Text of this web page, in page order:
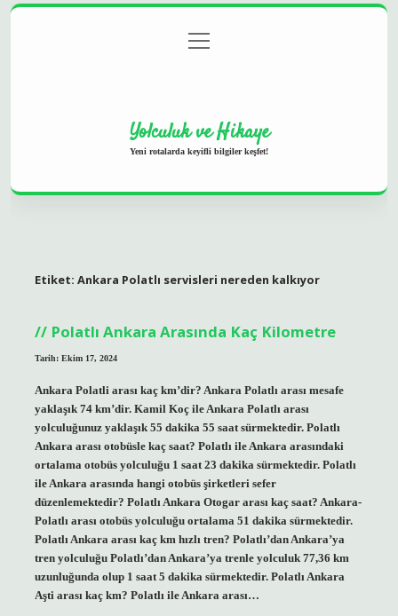
Gizlilik Politikası
menüyü
aç
Yolculuk ve Hikaye
Yeni rotalarda keyifli bilgiler keşfet!
Etiket: Ankara Polatlı servisleri nereden kalkıyor
Polatlı Ankara Arasında Kaç Kilometre
Tarih: Ekim 17, 2024
Ankara Polatli arası kaç km’dir? Ankara Polatlı arası mesafe
yaklaşık 74 km’dir. Kamil Koç ile Ankara Polatlı arası
yolculuğunuz yaklaşık 55 dakika 55 saat sürmektedir. Polatlı
Ankara arası otobüsle kaç saat? Polatlı ile Ankara arasındaki
ortalama otobüs yolculuğu 1 saat 23 dakika sürmektedir. Polatlı
ile Ankara arasında hangi otobüs şirketleri sefer
düzenlemektedir? Polatlı Ankara Otogar arası kaç saat? Ankara-
Polatlı arası otobüs yolculuğu ortalama 51 dakika sürmektedir.
Polatlı Ankara arası kaç km hızlı tren? Polatlı’dan Ankara’ya
tren yolculuğu Polatlı’dan Ankara’ya trenle yolculuk 77,36 km
uzunluğunda olup 1 saat 5 dakika sürmektedir. Polatlı Ankara
Aşti arası kaç km? Polatlı ile Ankara arası…